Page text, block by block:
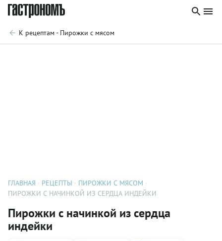
К рецептам - Пирожки с мясом
ГЛАВНАЯ РЕЦЕПТЫ
ПИРОЖКИ С МЯСОМ
ПИРОЖКИ С НАЧИНКОЙ ИЗ СЕРДЦА ИНДЕЙКИ
Пирожки с начинкой из сердца
индейки